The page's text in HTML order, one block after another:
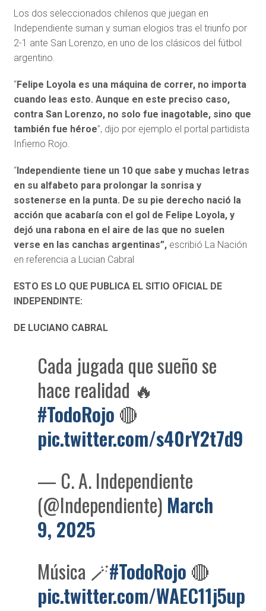
Los dos seleccionados chilenos que juegan en
Independiente suman y suman elogios tras el triunfo por
2-1 ante San Lorenzo, en uno de los clásicos del fútbol
argentino.
“Felipe Loyola es una máquina de correr, no importa
cuando leas esto. Aunque en este preciso caso,
contra San Lorenzo, no solo fue inagotable, sino que
también fue héroe”, dijo por ejemplo el portal partidista
Infierno Rojo.
“Independiente tiene un 10 que sabe y muchas letras
en su alfabeto para prolongar la sonrisa y
sostenerse en la punta. De su pie derecho nació la
acción que acabaría con el gol de Felipe Loyola, y
dejó una rabona en el aire de las que no suelen
verse en las canchas argentinas”, escribió La Nación
en referencia a Lucian Cabral
ESTO ES LO QUE PUBLICA EL SITIO OFICIAL DE
INDEPENDINTE:
DE LUCIANO CABRAL
Cada jugada que sueño se
hace realidad 🔥
#TodoRojo 🔴
pic.twitter.com/s40rY2t7d9
— C. A. Independiente
(@Independiente) March
9, 2025
Música 🪄#TodoRojo 🔴
pic.twitter.com/WAEC11j5up